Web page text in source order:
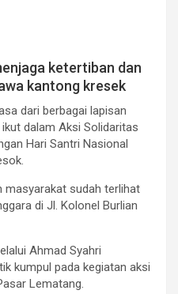
ketertiban dan
kantong kresek
dari berbagai lapisan
dalam Aksi Solidaritas
Hari Santri Nasional
masyarakat sudah terlihat
di Jl. Kolonel Burlian
Ahmad Syahri
kumpul pada kegiatan aksi
Lematang.